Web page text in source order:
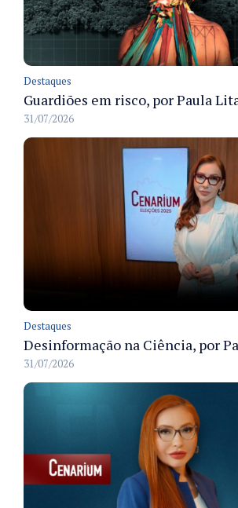
Destaques
Guardiões em risco, por Paula
31/07/2026
Destaques
Desinformação na Ciência, por
31/07/2026